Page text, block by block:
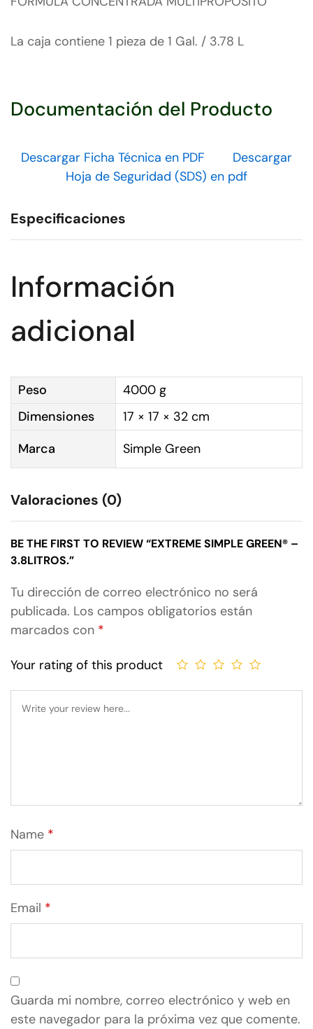
La caja contiene 1 pieza de 1 Gal. / 3.78 L
Documentación del Producto
Descargar Ficha Técnica en PDF
Descargar
Hoja de Seguridad (SDS) en pdf
Especificaciones
Información
adicional
Peso
4000 g
Dimensiones
17 × 17 × 32 cm
Marca
Simple Green
Valoraciones (0)
BE THE FIRST TO REVIEW “EXTREME SIMPLE GREEN® –
3.8LITROS.”
Tu dirección de correo electrónico no será
publicada. Los campos obligatorios están
marcados con *
Your rating of this product
Name *
Email *
Guarda mi nombre, correo electrónico y web en
este navegador para la próxima vez que comente.